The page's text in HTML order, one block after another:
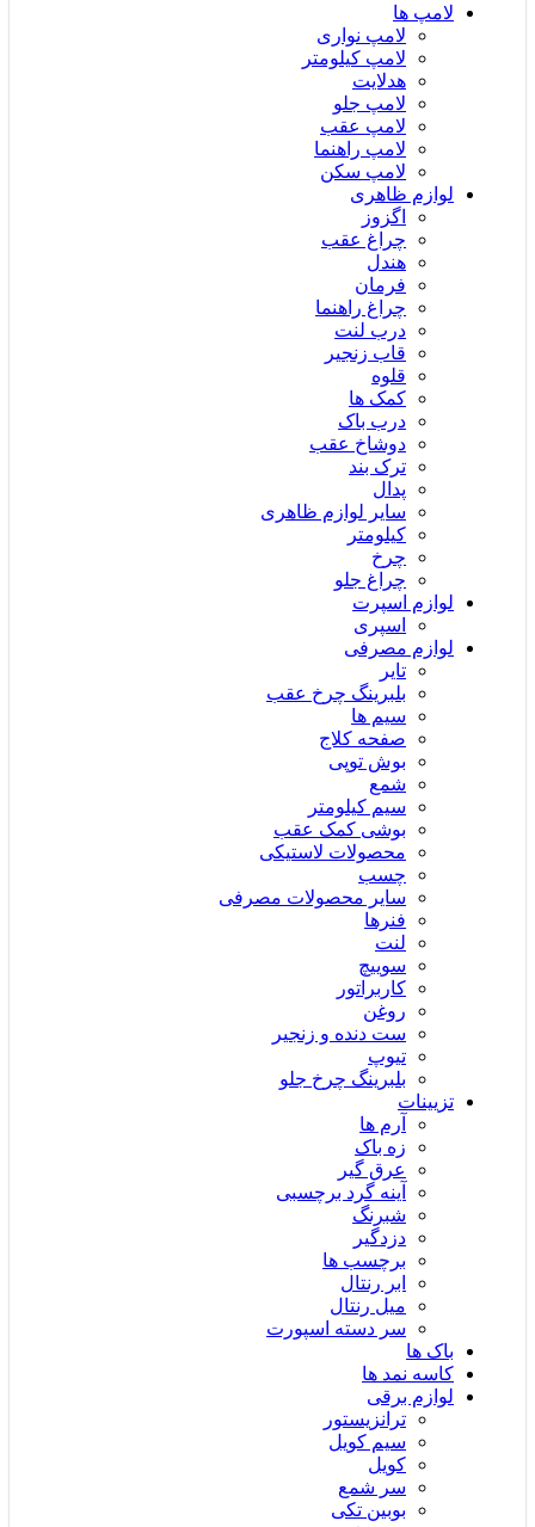
لامپ ها
لامپ نواری
لامپ کیلومتر
هدلایت
لامپ جلو
لامپ عقب
لامپ راهنما
لامپ سکن
لوازم ظاهری
اگزوز
چراغ عقب
هندل
فرمان
چراغ راهنما
درب لنت
قاب زنجیر
قلوه
کمک ها
درب باک
دوشاخ عقب
ترک بند
پدال
سایر لوازم ظاهری
کیلومتر
چرخ
چراغ جلو
لوازم اسپرت
اسپری
لوازم مصرفی
تایر
بلبرینگ چرخ عقب
سیم ها
صفحه کلاج
بوش توپی
شمع
سیم کیلومتر
بوشی کمک عقب
محصولات لاستیکی
چسب
سایر محصولات مصرفی
فنرها
لنت
سوییچ
کاربراتور
روغن
ست دنده و زنجیر
تیوپ
بلبرینگ چرخ جلو
تزیینات
آرم ها
زه باک
عرق گیر
آینه گرد برچسبی
شبرنگ
دزدگیر
برچسب ها
ابر رنتال
میل رنتال
سر دسته اسپورت
باک ها
کاسه نمد ها
لوازم برقی
ترانزیستور
سیم کویل
کویل
سر شمع
بوبین تکی